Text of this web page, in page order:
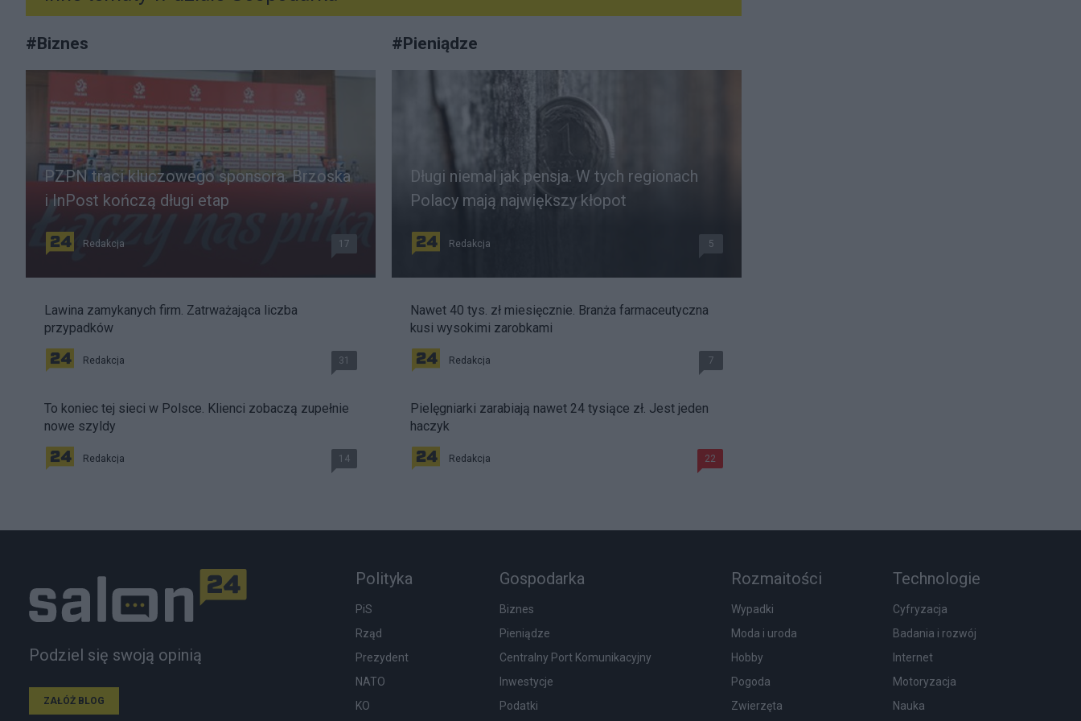
#Biznes
PZPN traci kluczowego sponsora. Brzoska
i InPost kończą długi etap
Redakcja 17
Lawina zamykanych firm. Zatrważająca liczba
przypadków
Redakcja 31
To koniec tej sieci w Polsce. Klienci zobaczą zupełnie
nowe szyldy
Redakcja 14
#Pieniądze
Długi niemal jak pensja. W tych regionach
Polacy mają największy kłopot
Redakcja 5
Nawet 40 tys. zł miesięcznie. Branża farmaceutyczna
kusi wysokimi zarobkami
Redakcja 7
Pielęgniarki zarabiają nawet 24 tysiące zł. Jest jeden
haczyk
Redakcja 22
Podziel się swoją opinią
ZAŁÓŻ BLOG
Polityka
PiS
Rząd
Prezydent
NATO
KO
Gospodarka
Biznes
Pieniądze
Centralny Port Komunikacyjny
Inwestycje
Podatki
Rozmaitości
Wypadki
Moda i uroda
Hobby
Pogoda
Zwierzęta
Technologie
Cyfryzacja
Badania i rozwój
Internet
Motoryzacja
Nauka